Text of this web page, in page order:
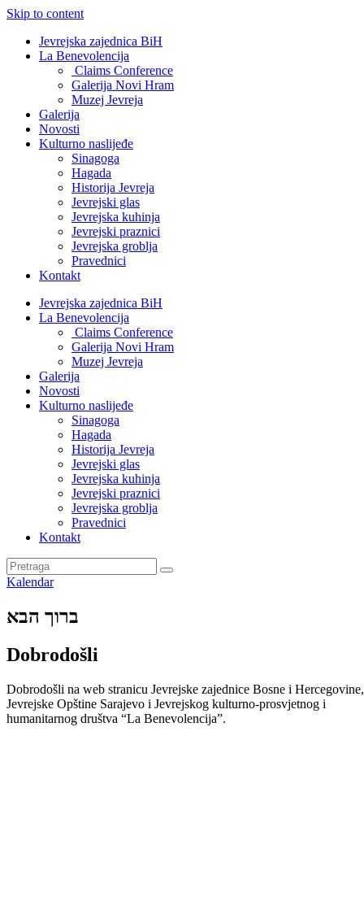
Skip to content
Jevrejska zajednica BiH
La Benevolencija
Claims Conference
Galerija Novi Hram
Muzej Jevreja
Galerija
Novosti
Kulturno naslijeđe
Sinagoga
Hagada
Historija Jevreja
Jevrejski glas
Jevrejska kuhinja
Jevrejski praznici
Jevrejska groblja
Pravednici
Kontakt
Jevrejska zajednica BiH
La Benevolencija
Claims Conference
Galerija Novi Hram
Muzej Jevreja
Galerija
Novosti
Kulturno naslijeđe
Sinagoga
Hagada
Historija Jevreja
Jevrejski glas
Jevrejska kuhinja
Jevrejski praznici
Jevrejska groblja
Pravednici
Kontakt
Kalendar
ברוך הבא
Dobrodošli
Dobrodošli na web stranicu Jevrejske zajednice Bosne i Hercegovine,
Jevrejske Opštine Sarajevo i Jevrejskog kulturno-prosvjetnog i
humanitarnog društva “La Benevolencija”.